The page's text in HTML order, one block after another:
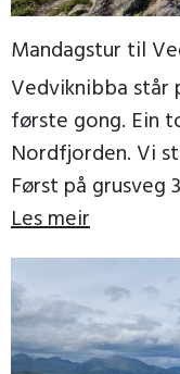
Mandagstur til
Vedviknibba står
første gong. Ein
Nordfjorden. Vi
Først på
trollgjerde, […]
Les meir